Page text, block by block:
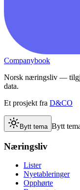
Companybook
Norsk næringsliv —
data.
Et prosjekt fra D&CO
Bytt tema Bytt
Næringsliv
Lister
Nyetableringer
Opphørte